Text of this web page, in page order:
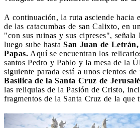
A continuación, la ruta asciende hacia
de las catacumbas de san Calixto, en
"con sus ruinas y sus cipreses",
luego sube hasta San Juan de
Papas. Aquí se encuentran los
santos Pedro y Pablo y la mesa de la
siguiente parada está a unos cientos de
Basílica de la Santa Cruz de
las reliquias de la Pasión de Cristo,
fragmentos de la Santa Cruz de la que